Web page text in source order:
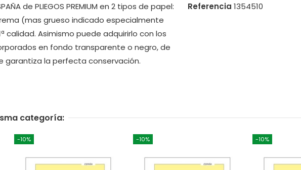
de PLIEGOS PREMIUM en 2 tipos de papel:
(mas grueso indicado especialmente
calidad. Asimismo puede adquirirlo con los
en fondo transparente o negro, de
garantiza la perfecta conservación.
Referencia 1354510
categoría:
-10% -10% -10%